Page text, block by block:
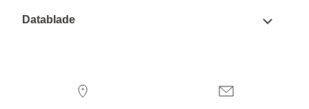
Datablade